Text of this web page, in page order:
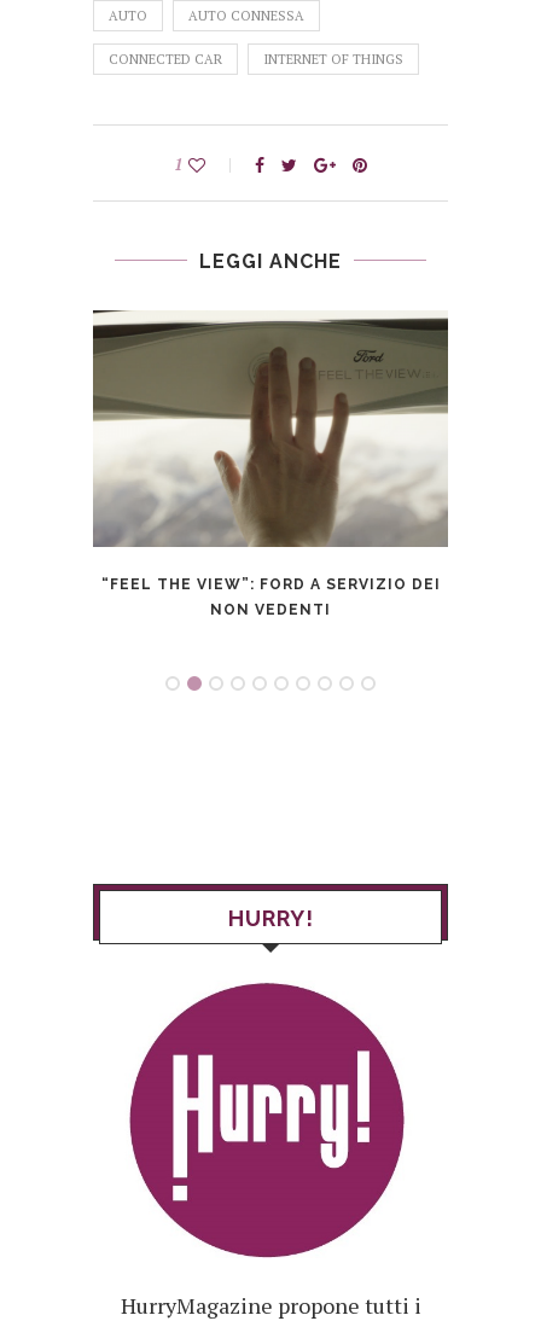
AUTO AUTO CONNESSA
CONNECTED CAR INTERNET OF THINGS
1
LEGGI ANCHE
“FEEL THE VIEW”: FORD A SERVIZIO DEI
NON VEDENTI
HURRY!
HurryMagazine propone tutti i